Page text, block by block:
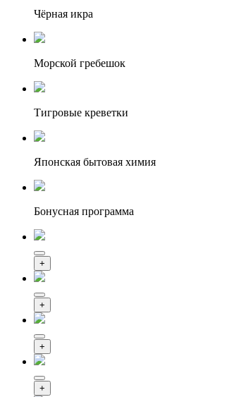
Чёрная икра
Морской гребешок
Тигровые креветки
Японская бытовая химия
Бонусная программа
+
+
+
+